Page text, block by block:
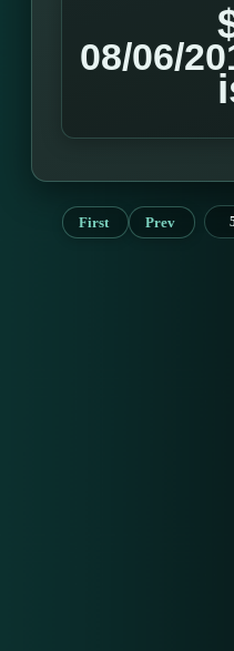
08/06/
First Prev